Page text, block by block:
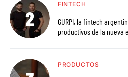
FINTECH
GURPI, la fintech argentina, habilita el acceso a
productivos de la nueva
PRODUCTOS